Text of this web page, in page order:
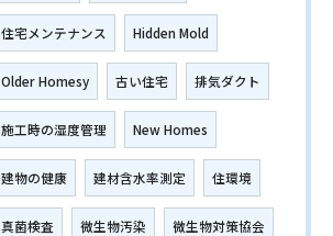
住宅メンテナンス Hidden Mold
Older Homesy 古い住宅 排気ダクト
施工時の湿度管理 New Homes
建物の健康 建材含水率測定 住環境
真菌検査 微生物汚染 微生物対策協会